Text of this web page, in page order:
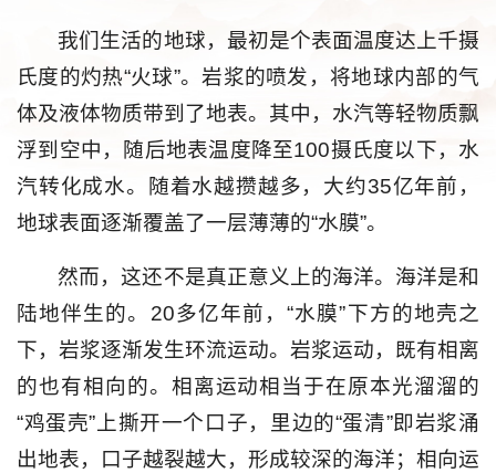
我们生活的地球，最初是个表面温度达上千摄
氏度的灼热“火球”。岩浆的喷发，将地球内部的气
体及液体物质带到了地表。其中，水汽等轻物质飘
浮到空中，随后地表温度降至100摄氏度以下，水
汽转化成水。随着水越攒越多，大约35亿年前，
地球表面逐渐覆盖了一层薄薄的“水膜”。
然而，这还不是真正意义上的海洋。海洋是和
陆地伴生的。20多亿年前，“水膜”下方的地壳之
下，岩浆逐渐发生环流运动。岩浆运动，既有相离
的也有相向的。相离运动相当于在原本光溜溜的
“鸡蛋壳”上撕开一个口子，里边的“蛋清”即岩浆涌
出地表，口子越裂越大，形成较深的海洋；相向运